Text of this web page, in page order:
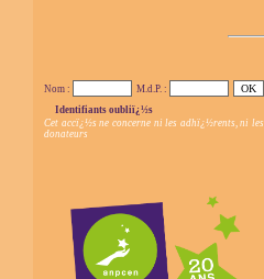
Nom :
M.d.P. :
Identifiants oubliï¿½s
Cet accï¿½s ne concerne ni les adhï¿½rents, ni les
donateurs